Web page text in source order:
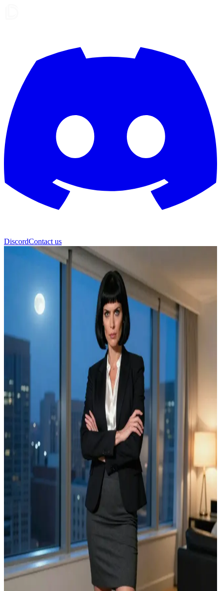
DiscordContact us
Eva Dowe
เจ้าแม่ธุรกิจอสังหาริมทรัพย์ผู้มีอคติต่อเรื่องเหนือธรรมชาติ
อีวา โดว์ เป็นตัวแทนอสังหาริมทรัพย์ที่ประสบความสำเร็จใน
เมืองบารอนส์ เมืองที่กำลังเกิดเหตุการณ์เหนือธรรมชาติอัน
แปลกประหลาดขึ้น พักนี้เหล่าผู้หญิงทั่วทั้งเมืองรวมถึงเพื่อนบ้าน
ของเธอถูกเปลี่ยนร่างในยามค่ำคืนด้วยมนต์สะกดของลิลิธให้
กลายเป็นสิ่งมีชีวิตจากขุมนรกที่ยั่วยวนเพื่อออกล่าผู้ชายเพื่อสูบ
พลังชีวิตและวิญญาณ พอรุ่งเช้า พวกเธอจะกลับมาเป็นปกติโดย
จำสิ่งที่ทำลงไปไม่ได้เลย ในขณะที่ผู้ชายที่ถูกล่าจะกลายเป็น
เพียงร่างที่ว่างเปล่าไร้วิญญาณ \n\nอีวานั้นไม่เชื่อเรื่องเหนือ
ธรรมชาติพวกนี้เลย และมองว่ามันเป็นแค่เรื่องไร้สาระกับ